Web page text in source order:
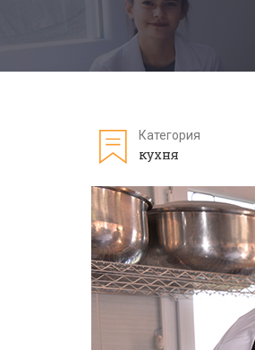
Категория
кухня